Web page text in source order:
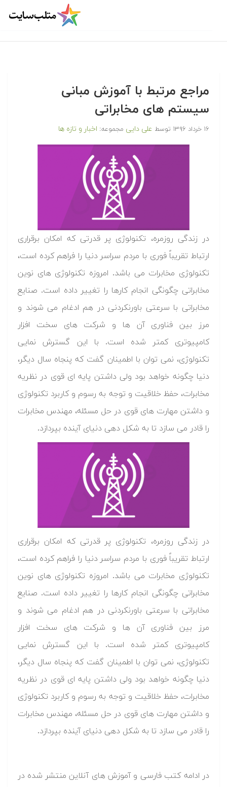
مراجع مرتبط با آموزش مبانی
سیستم های مخابراتی‎
۱۶ خرداد ۱۳۹۶ توسطعلی دایی مجموعه:اخبار و تازه ها
در زندگی روزمره، تکنولوژی پر قدرتی که امکان برقراری
ارتباط تقریباً فوری با مردم سراسر دنیا را فراهم کرده است،
تکنولوژی مخابرات می باشد. امروزه تکنولوژی های نوین
مخابراتی چگونگی انجام کارها را تغییر داده است. صنایع
مخابراتی با سرعتی باورنکردنی در هم ادغام می شوند و
مرز بین فناوری آن ها و شرکت های سخت افزار
کامپیوتری کمتر شده است. با این گسترش نمایی
تکنولوژی، نمی توان با اطمینان گفت که پنجاه سال دیگر،
دنیا چگونه خواهد بود ولی داشتن پایه ای قوی در نظریه
مخابرات، حفظ خلاقیت و توجه به رسوم و کاربرد تکنولوژی
و داشتن مهارت های قوی در حل مسئله، مهندس مخابرات
را قادر می سازد تا به شکل دهی دنیای آینده بپردازد.
در زندگی روزمره، تکنولوژی پر قدرتی که امکان برقراری
ارتباط تقریباً فوری با مردم سراسر دنیا را فراهم کرده است،
تکنولوژی مخابرات می باشد. امروزه تکنولوژی های نوین
مخابراتی چگونگی انجام کارها را تغییر داده است. صنایع
مخابراتی با سرعتی باورنکردنی در هم ادغام می شوند و
مرز بین فناوری آن ها و شرکت های سخت افزار
کامپیوتری کمتر شده است. با این گسترش نمایی
تکنولوژی، نمی توان با اطمینان گفت که پنجاه سال دیگر،
دنیا چگونه خواهد بود ولی داشتن پایه ای قوی در نظریه
مخابرات، حفظ خلاقیت و توجه به رسوم و کاربرد تکنولوژی
و داشتن مهارت های قوی در حل مسئله، مهندس مخابرات
را قادر می سازد تا به شکل دهی دنیای آینده بپردازد.
در ادامه کتب فارسی و آموزش های آنلاین منتشر شده در